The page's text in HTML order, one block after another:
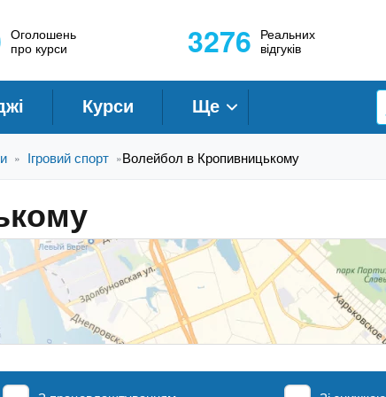
Оголошень
про курси
3276 Реальних
відгуків
Курси Ще
» Ігровий спорт »Волейбол в Кропивницькому